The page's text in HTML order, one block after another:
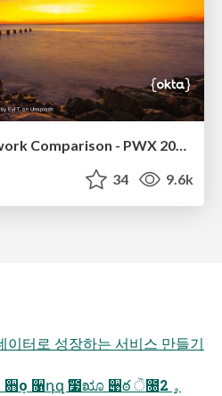
34 9.6k
이터로 성장하는 서비스 만들기
1 ௑బஎ ݾର content ਋ܻо ૑դզ ҃೷ೠ ؘ੉ఠ ੋ೐ۄ 2